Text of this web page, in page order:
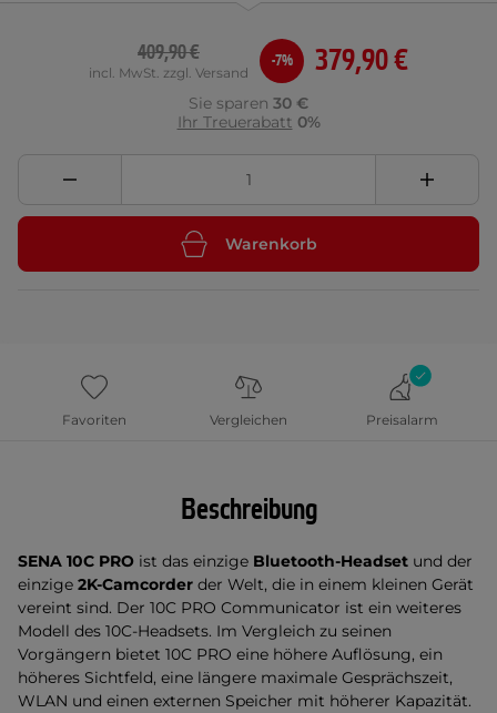
379,90 €
409,90 €
incl. MwSt. zzgl. Versand
-7%
Sie sparen 30 €
Ihr Treuerabatt 0%
Warenkorb
Favoriten Vergleichen Preisalarm
Beschreibung
SENA 10C PRO ist das einzige Bluetooth-Headset und der
einzige 2K-Camcorder der Welt, die in einem kleinen Gerät
vereint sind. Der 10C PRO Communicator ist ein weiteres
Modell des 10C-Headsets. Im Vergleich zu seinen
Vorgängern bietet 10C PRO eine höhere Auflösung, ein
höheres Sichtfeld, eine längere maximale Gesprächszeit,
WLAN und einen externen Speicher mit höherer Kapazität.